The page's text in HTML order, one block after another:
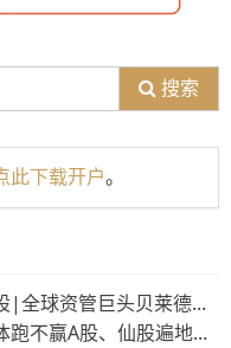
搜索
此下载开户。
|全球资管巨头贝莱德...
跑不赢A股、仙股遍地...